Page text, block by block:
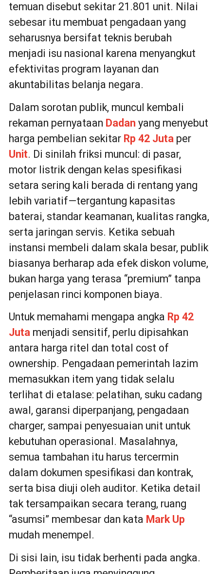
temuan disebut sekitar 21.801 unit. Nilai
sebesar itu membuat pengadaan yang
seharusnya bersifat teknis berubah
menjadi isu nasional karena menyangkut
efektivitas program layanan dan
akuntabilitas belanja negara.
Dalam sorotan publik, muncul kembali
rekaman pernyataan Dadan yang menyebut
harga pembelian sekitar Rp 42 Juta per
Unit. Di sinilah friksi muncul: di pasar,
motor listrik dengan kelas spesifikasi
setara sering kali berada di rentang yang
lebih variatif—tergantung kapasitas
baterai, standar keamanan, kualitas rangka,
serta jaringan servis. Ketika sebuah
instansi membeli dalam skala besar, publik
biasanya berharap ada efek diskon volume,
bukan harga yang terasa “premium” tanpa
penjelasan rinci komponen biaya.
Untuk memahami mengapa angka Rp 42
Juta menjadi sensitif, perlu dipisahkan
antara harga ritel dan total cost of
ownership. Pengadaan pemerintah lazim
memasukkan item yang tidak selalu
terlihat di etalase: pelatihan, suku cadang
awal, garansi diperpanjang, pengadaan
charger, sampai penyesuaian unit untuk
kebutuhan operasional. Masalahnya,
semua tambahan itu harus tercermin
dalam dokumen spesifikasi dan kontrak,
serta bisa diuji oleh auditor. Ketika detail
tak tersampaikan secara terang, ruang
“asumsi” membesar dan kata Mark Up
mudah menempel.
Di sisi lain, isu tidak berhenti pada angka.